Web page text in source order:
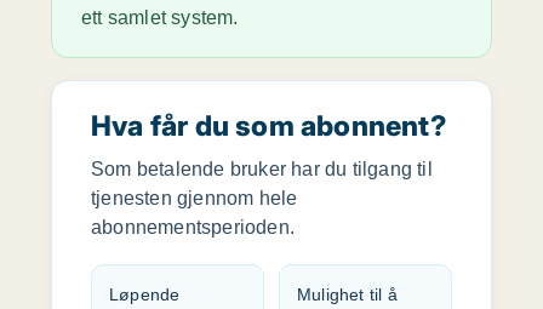
ett samlet system.
Hva får du som abonnent?
Som betalende bruker har du tilgang til
tjenesten gjennom hele
abonnementsperioden.
Løpende
Mulighet til å